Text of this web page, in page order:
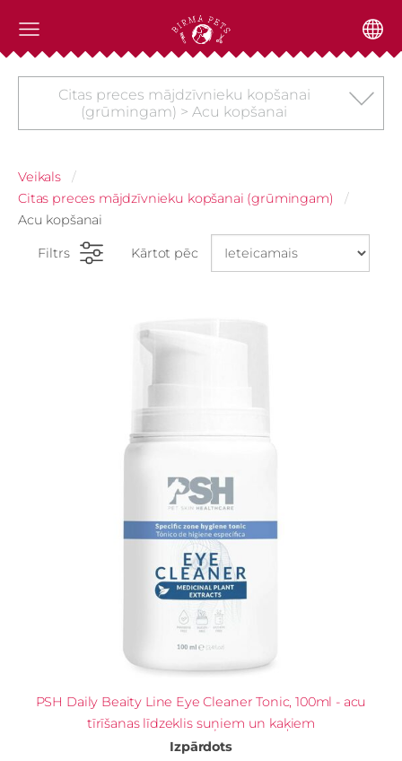
Citas preces mājdzīvnieku kopšanai
(grūmingam) > Acu kopšanai
Veikals
Citas preces mājdzīvnieku kopšanai (grūmingam)
Acu kopšanai
Filtrs Kārtot pēc
PSH Daily Beaity Line Eye Cleaner Tonic, 100ml - acu
tīrīšanas līdzeklis suņiem un kaķiem
Izpārdots